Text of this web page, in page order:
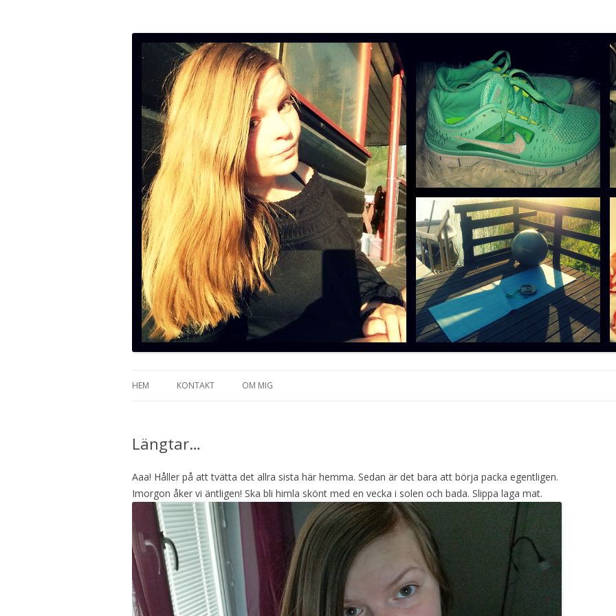
Neta blogg
HEM KONTAKT OM MIG
Längtar…
Aaa! Håller på att tvätta det allra sista här hemma. Sedan är det bara att börja packa egentligen.
Imorgon åker vi äntligen! Ska bli himla skönt med en vecka i solen och bada. Slippa laga mat.